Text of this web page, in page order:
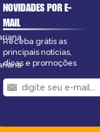
NOVIDADES POR E-
MAIL
Receba grátis as
principais notícias,
dicas e promoções